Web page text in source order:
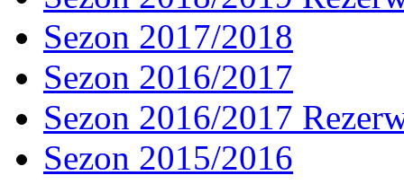
Sezon 2017/2018
Sezon 2016/2017
Sezon 2016/2017
Sezon 2015/2016